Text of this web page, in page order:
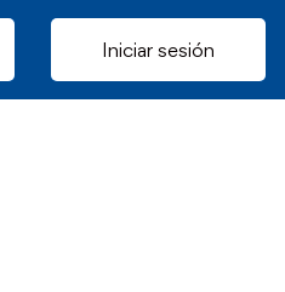
Iniciar sesión